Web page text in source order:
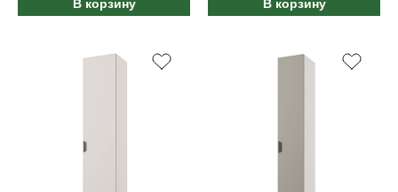
В корзину В корзину